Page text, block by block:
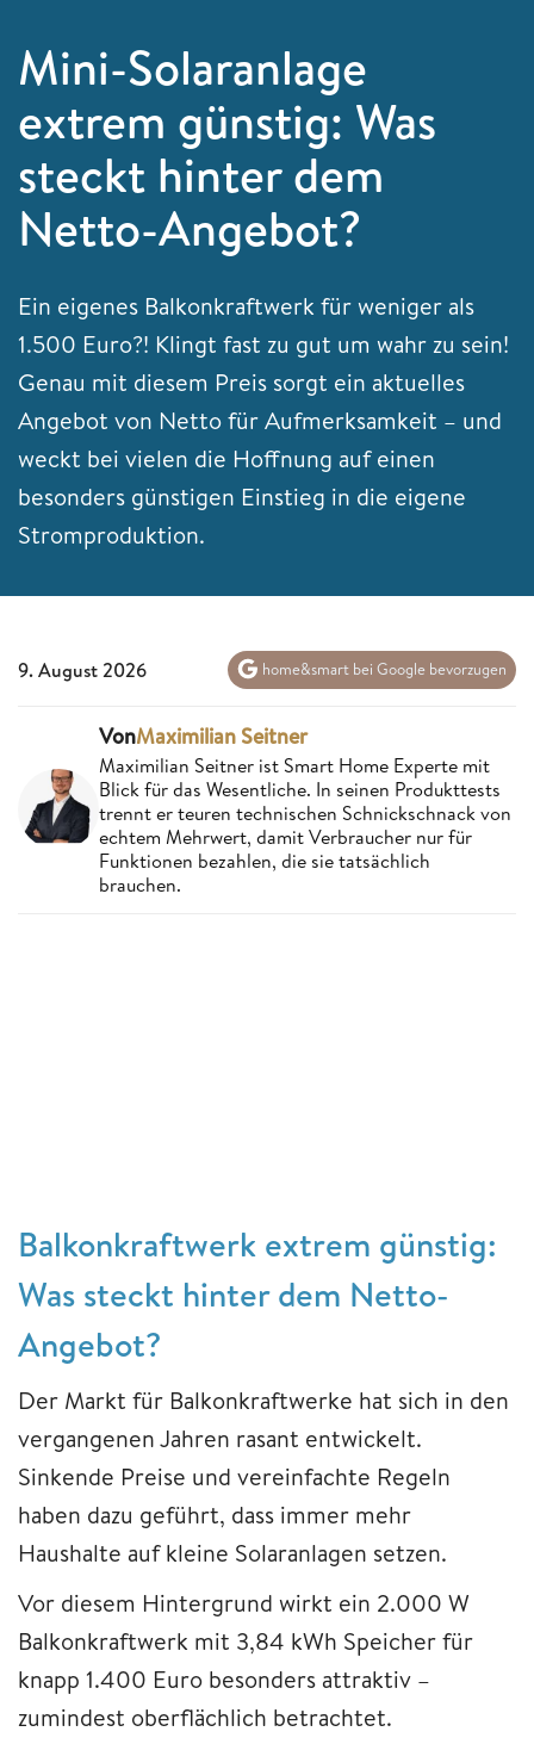
Mini-Solaranlage
extrem günstig: Was
steckt hinter dem
Netto-Angebot?
Ein eigenes Balkonkraftwerk für weniger als
1.500 Euro?! Klingt fast zu gut um wahr zu sein!
Genau mit diesem Preis sorgt ein aktuelles
Angebot von Netto für Aufmerksamkeit – und
weckt bei vielen die Hoffnung auf einen
besonders günstigen Einstieg in die eigene
Stromproduktion.
9. August 2026 home&smart bei Google bevorzugen
VonMaximilian Seitner
Maximilian Seitner ist Smart Home Experte mit
Blick für das Wesentliche. In seinen Produkttests
trennt er teuren technischen Schnickschnack von
echtem Mehrwert, damit Verbraucher nur für
Funktionen bezahlen, die sie tatsächlich
brauchen.
Balkonkraftwerk extrem günstig:
Was steckt hinter dem Netto-
Angebot?
Der Markt für Balkonkraftwerke hat sich in den
vergangenen Jahren rasant entwickelt.
Sinkende Preise und vereinfachte Regeln
haben dazu geführt, dass immer mehr
Haushalte auf kleine Solaranlagen setzen.
Vor diesem Hintergrund wirkt ein 2.000 W
Balkonkraftwerk mit 3,84 kWh Speicher für
knapp 1.400 Euro besonders attraktiv –
zumindest oberflächlich betrachtet.